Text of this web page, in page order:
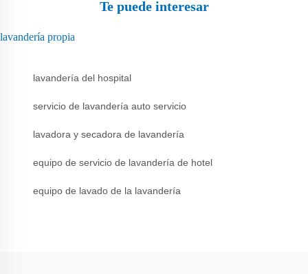
Te puede interesar
lavandería propia
lavandería del hospital
servicio de lavandería auto servicio
lavadora y secadora de lavandería
equipo de servicio de lavandería de hotel
equipo de lavado de la lavandería